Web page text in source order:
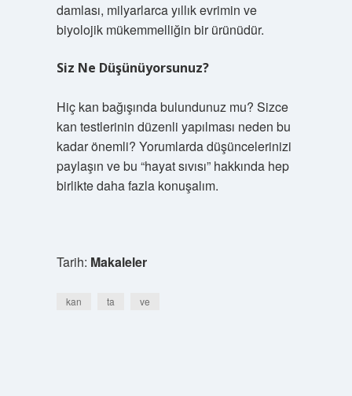
damlası, milyarlarca yıllık evrimin ve
biyolojik mükemmelliğin bir ürünüdür.
Siz Ne Düşünüyorsunuz?
Hiç kan bağışında bulundunuz mu? Sizce
kan testlerinin düzenli yapılması neden bu
kadar önemli? Yorumlarda düşüncelerinizi
paylaşın ve bu “hayat sıvısı” hakkında hep
birlikte daha fazla konuşalım.
Tarih: Makaleler
kan ta ve